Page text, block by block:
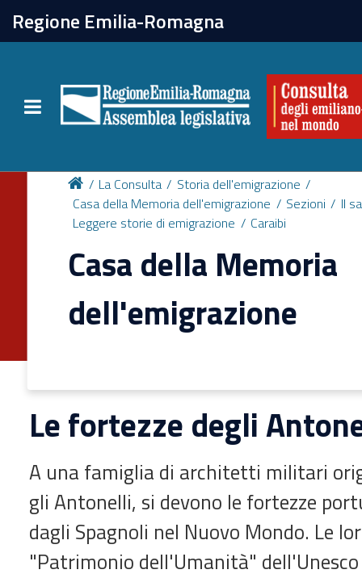
Regione Emilia-Romagna
Toggle navigation
chiudi
Attività
Per chi vive all'estero
Newsletter
La Consulta
Storia dell'emigrazione
Casa della Memoria dell'emigrazione
Sezioni
Il
Leggere storie di emigrazione
Caraibi
Casa della Memoria
dell'emigrazione
Le fortezze degli
A una famiglia di architetti militari
gli Antonelli, si devono le fortezze
dagli Spagnoli nel Nuovo Mondo. Le
"Patrimonio dell'Umanità" dell'Unesco